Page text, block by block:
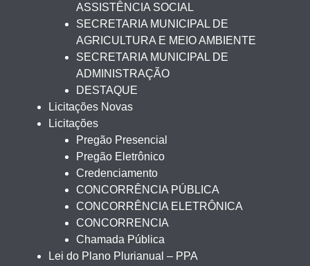
ASSISTÊNCIA SOCIAL
SECRETARIA MUNICIPAL DE
AGRICULTURA E MEIO AMBIENTE
SECRETARIA MUNICIPAL DE
ADMINISTRAÇÃO
DESTAQUE
Licitações Novas
Licitações
Pregão Presencial
Pregão Eletrônico
Credenciamento
CONCORRÊNCIA PÚBLICA
CONCORRÊNCIA ELETRÔNICA
CONCORRENCIA
Chamada Pública
Lei do Plano Plurianual – PPA